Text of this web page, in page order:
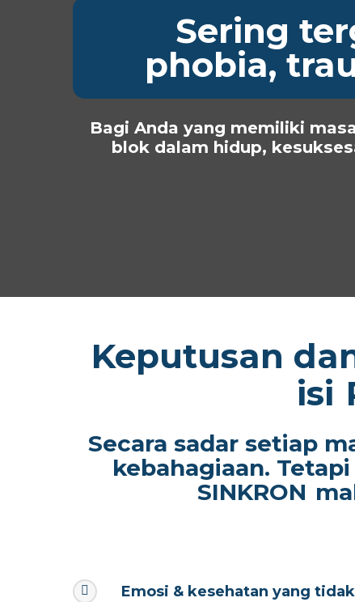
Sering
phobia,
Bagi Anda yang memiliki
blok dalam hidup,
Keputusan
isi
Secara sadar setiap
kebahagiaan.
SINKRON
Emosi & kesehatan yang